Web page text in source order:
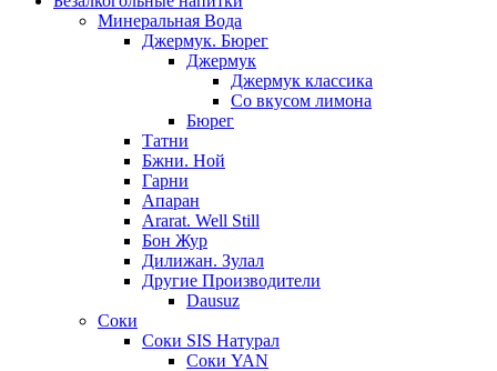
Минеральная Вода
Джермук. Бюрег
Джермук
Джермук классика
Со вкусом лимона
Бюрег
Татни
Бжни. Ной
Гарни
Апаран
Ararat. Well Still
Бон Жур
Дилижан. Зулал
Другие Производители
Dausuz
Соки
Соки SIS Натурал
Соки YAN